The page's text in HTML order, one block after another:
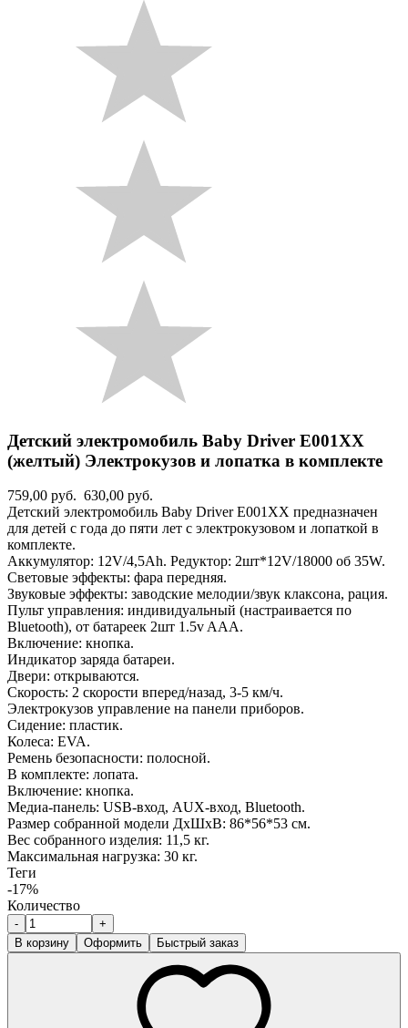
Детский электромобиль Baby Driver E001XX
(желтый) Электрокузов и лопатка в комплекте
759,00 руб. 630,00 руб.
Детский электромобиль Baby Driver E001XX предназначен
для детей с года до пяти лет с электрокузовом и лопаткой в
комплекте.
Аккумулятор: 12V/4,5Ah. Редуктор: 2шт*12V/18000 об 35W.
Световые эффекты: фара передняя.
Звуковые эффекты: заводские мелодии/звук клаксона, рация.
Пульт управления: индивидуальный (настраивается по
Bluetooth), от батареек 2шт 1.5v AAА.
Включение: кнопка.
Индикатор заряда батареи.
Двери: открываются.
Скорость: 2 скорости вперед/назад, 3-5 км/ч.
Электрокузов управление на панели приборов.
Сидение: пластик.
Колеса: EVA.
Ремень безопасности: полосной.
В комплекте: лопата.
Включение: кнопка.
Медиа-панель: USB-вход, AUX-вход, Bluetooth.
Размер собранной модели ДхШхВ: 86*56*53 см.
Вес собранного изделия: 11,5 кг.
Максимальная нагрузка: 30 кг.
Теги
-17%
Количество
-
+
В корзину
Оформить Быстрый заказ